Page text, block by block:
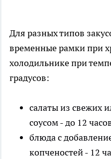
Для разных типов
временные рамки при
холодильнике при
градусов:
салаты из свежих
соусом - до 12
блюда с
копченостей - 12